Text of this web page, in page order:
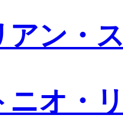
アン・
ニオ・